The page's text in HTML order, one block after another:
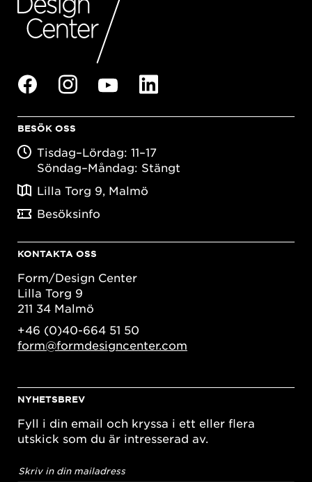
BESÖK OSS
Tisdag–Lördag: 11–17
Söndag–Måndag: Stängt
Lilla Torg 9, Malmö
Besöksinfo
KONTAKTA OSS
Form/Design Center
Lilla Torg 9
211 34 Malmö
+46 (0)40-664 51 50
form@formdesigncenter.com
NYHETSBREV
Fyll i din email och kryssa i ett eller flera
utskick som du är intresserad av.
postadress*